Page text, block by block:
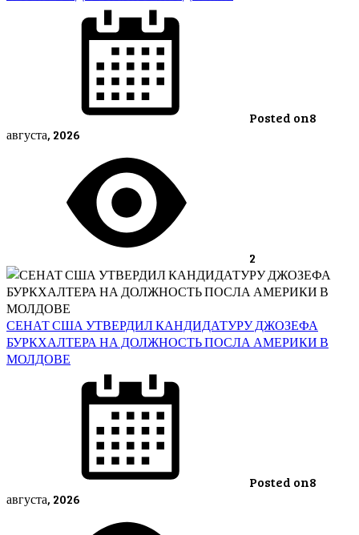
Posted on8
августа, 2026
2
СЕНАТ США УТВЕРДИЛ КАНДИДАТУРУ ДЖОЗЕФА
БУРКХАЛТЕРА НА ДОЛЖНОСТЬ ПОСЛА АМЕРИКИ В
МОЛДОВЕ
Posted on8
августа, 2026